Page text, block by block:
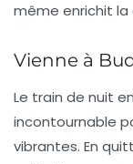
même enrichit
Vienne à
Le train de nuit
incontournable
vibrantes. En